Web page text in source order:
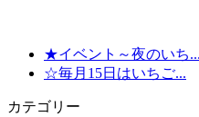
★イベント～夜のいち...
☆毎月15日はいちご...
カテゴリー